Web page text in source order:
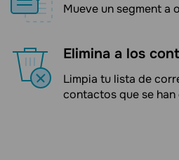
Mueve un segment a
Elimina a los
Limpia tu lista de
contactos que se han